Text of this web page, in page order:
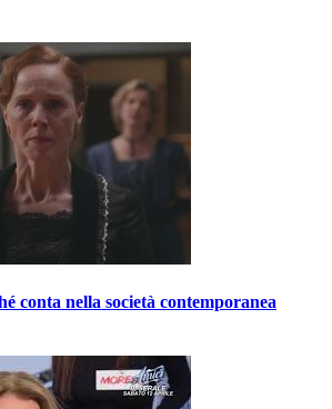
conta nella società contemporanea